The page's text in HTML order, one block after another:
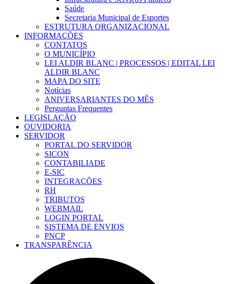
Saúde
Secretaria Municipal de Esportes
ESTRUTURA ORGANIZACIONAL
INFORMAÇÕES
CONTATOS
O MUNICÍPIO
LEI ALDIR BLANC | PROCESSOS | EDITAL LEI
ALDIR BLANC
MAPA DO SITE
Notícias
ANIVERSARIANTES DO MÊS
Perguntas Frequentes
LEGISLAÇÃO
OUVIDORIA
SERVIDOR
PORTAL DO SERVIDOR
SICON
CONTABILIADE
E-SIC
INTEGRAÇÕES
RH
TRIBUTOS
WEBMAIL
LOGIN PORTAL
SISTEMA DE ENVIOS
PNCP
TRANSPARÊNCIA